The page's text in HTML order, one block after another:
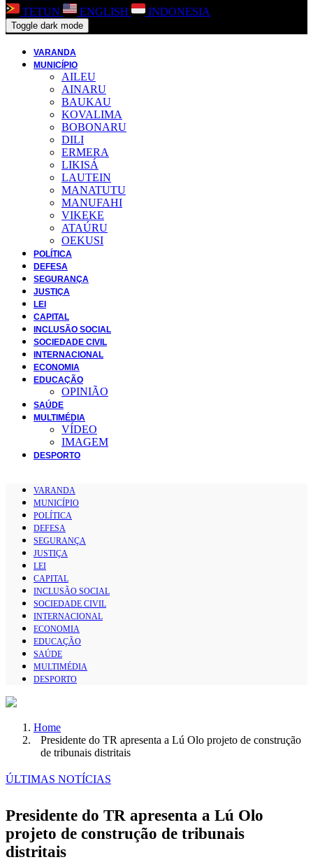
TETUN ENGLISH INDONESIA
Toggle dark mode
VARANDA
MUNICÍPIO
AILEU
AINARU
BAUKAU
KOVALIMA
BOBONARU
DILI
ERMERA
LIKISÁ
LAUTEIN
MANATUTU
MANUFAHI
VIKEKE
ATAÚRU
OEKUSI
POLÍTICA
DEFESA
SEGURANÇA
JUSTIÇA
LEI
CAPITAL
INCLUSÃO SOCIAL
SOCIEDADE CIVIL
INTERNACIONAL
ECONOMIA
EDUCAÇÃO
OPINIÃO
SAÚDE
MULTIMÉDIA
VÍDEO
IMAGEM
DESPORTO
VARANDA
MUNICÍPIO
POLÍTICA
DEFESA
SEGURANÇA
JUSTIÇA
LEI
CAPITAL
INCLUSÃO SOCIAL
SOCIEDADE CIVIL
INTERNACIONAL
ECONOMIA
EDUCAÇÃO
SAÚDE
MULTIMÉDIA
DESPORTO
Home
Presidente do TR apresenta a Lú Olo projeto de construção
de tribunais distritais
ÚLTIMAS NOTÍCIAS
Presidente do TR apresenta a Lú Olo
projeto de construção de tribunais
distritais